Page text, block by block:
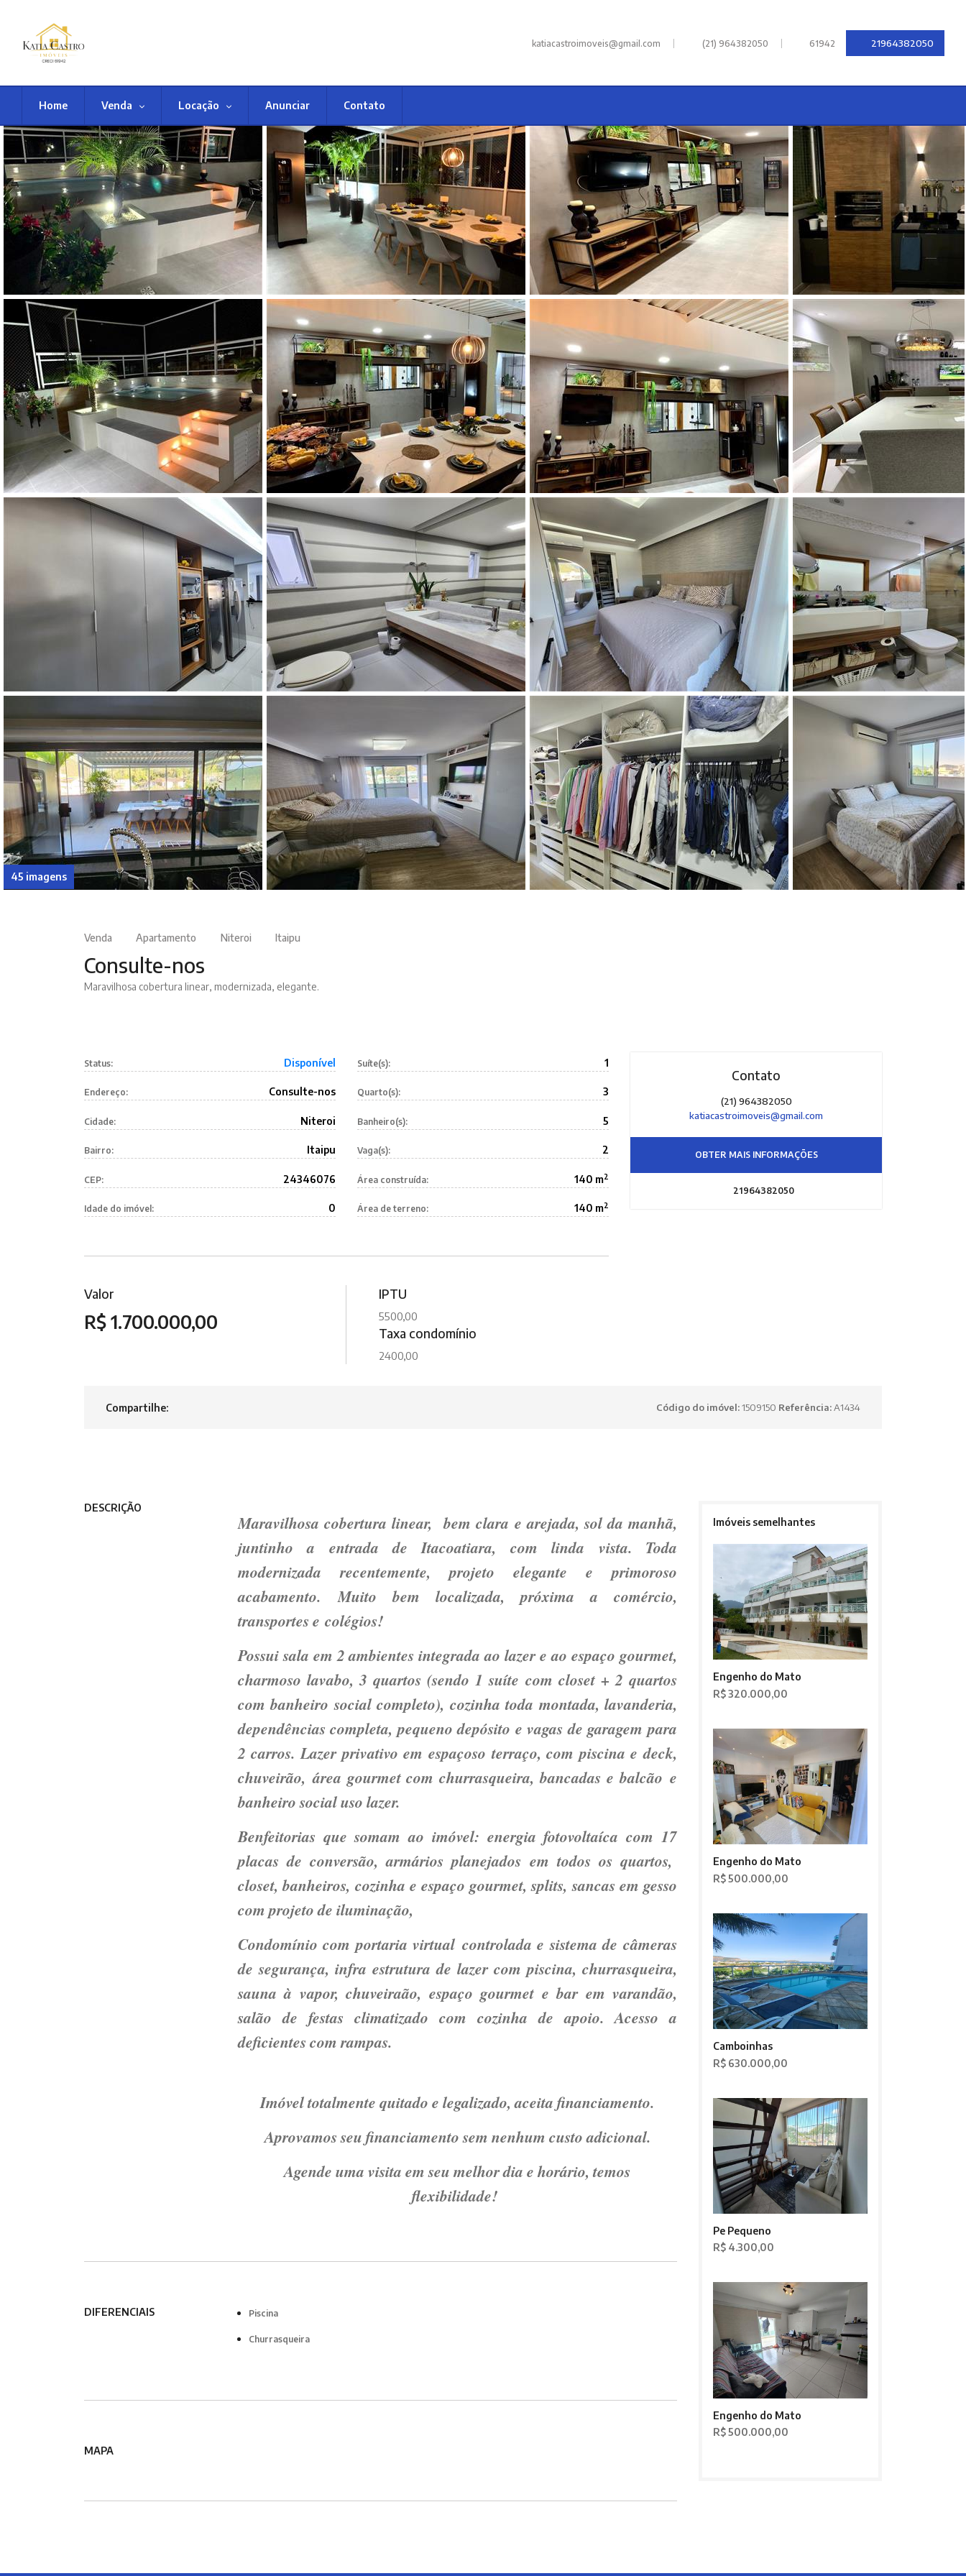
katiacastroimoveis@gmail.com | (21) 964382050 | 61942 21964382050
Home Venda Locação Anunciar Contato
45 imagens
Venda Apartamento Niteroi Itaipu
Consulte-nos
Maravilhosa cobertura linear, modernizada, elegante.
Status: Disponível
Endereço: Consulte-nos
Cidade: Niteroi
Bairro: Itaipu
CEP: 24346076
Idade do imóvel: 0
Suíte(s): 1
Quarto(s): 3
Banheiro(s): 5
Vaga(s): 2
Área construída: 140 m2
Área de terreno: 140 m2
Valor
R$ 1.700.000,00
IPTU
5500,00
Taxa condomínio
2400,00
Contato
(21) 964382050
katiacastroimoveis@gmail.com
OBTER MAIS INFORMAÇÕES
21964382050
Compartilhe: Código do imóvel:1509150 Referência:A1434
DESCRIÇÃO
Maravilhosa cobertura linear, bem clara e arejada, sol da manhã,
juntinho a entrada de Itacoatiara, com linda vista. Toda
modernizada recentemente, projeto elegante e primoroso
acabamento. Muito bem localizada, próxima a comércio,
transportes e colégios!
Possui sala em 2 ambientes integrada ao lazer e ao espaço gourmet,
charmoso lavabo, 3 quartos (sendo 1 suíte com closet + 2 quartos
com banheiro social completo), cozinha toda montada, lavanderia,
dependências completa, pequeno depósito e vagas de garagem para
2 carros. Lazer privativo em espaçoso terraço, com piscina e deck,
chuveirão, área gourmet com churrasqueira, bancadas e balcão e
banheiro social uso lazer.
Benfeitorias que somam ao imóvel: energia fotovoltaíca com 17
placas de conversão, armários planejados em todos os quartos,
closet, banheiros, cozinha e espaço gourmet, splits, sancas em gesso
com projeto de iluminação,
Condomínio com portaria virtual controlada e sistema de câmeras
de segurança, infra estrutura de lazer com piscina, churrasqueira,
sauna à vapor, chuveiraão, espaço gourmet e bar em varandão,
salão de festas climatizado com cozinha de apoio. Acesso a
deficientes com rampas.
Imóvel totalmente quitado e legalizado, aceita financiamento.
Aprovamos seu financiamento sem nenhum custo adicional.
Agende uma visita em seu melhor dia e horário, temos
flexibilidade!
DIFERENCIAIS Piscina
Churrasqueira
MAPA
Imóveis semelhantes
Engenho do Mato
R$ 320.000,00
Engenho do Mato
R$ 500.000,00
Camboinhas
R$ 630.000,00
Pe Pequeno
R$ 4.300,00
Engenho do Mato
R$ 500.000,00